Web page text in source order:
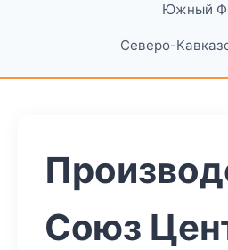
Южный
Северо-
Союз